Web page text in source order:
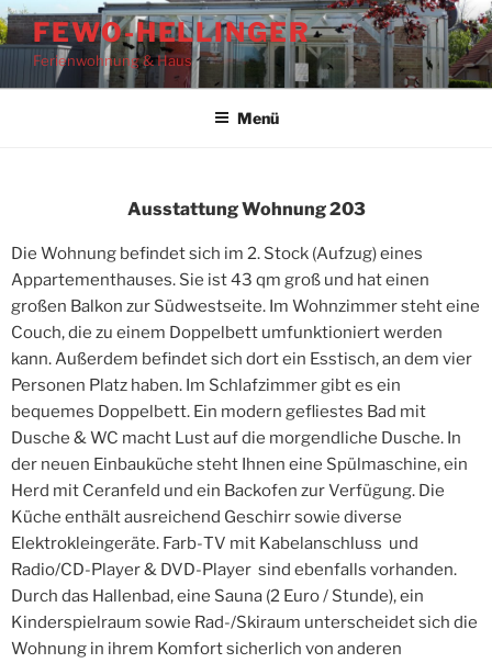
FEWO-HELLINGER
Ferienwohnung & Haus
Menü
Ausstattung Wohnung 203
Die Wohnung befindet sich im 2. Stock (Aufzug) eines
Appartementhauses. Sie ist 43 qm groß und hat einen
großen Balkon zur Südwestseite. Im Wohnzimmer steht eine
Couch, die zu einem Doppelbett umfunktioniert werden
kann. Außerdem befindet sich dort ein Esstisch, an dem vier
Personen Platz haben. Im Schlafzimmer gibt es ein
bequemes Doppelbett. Ein modern gefliestes Bad mit
Dusche & WC macht Lust auf die morgendliche Dusche. In
der neuen Einbauküche steht Ihnen eine Spülmaschine, ein
Herd mit Ceranfeld und ein Backofen zur Verfügung. Die
Küche enthält ausreichend Geschirr sowie diverse
Elektrokleingeräte. Farb-TV mit Kabelanschluss und
Radio/CD-Player & DVD-Player sind ebenfalls vorhanden.
Durch das Hallenbad, eine Sauna (2 Euro / Stunde), ein
Kinderspielraum sowie Rad-/Skiraum unterscheidet sich die
Wohnung in ihrem Komfort sicherlich von anderen